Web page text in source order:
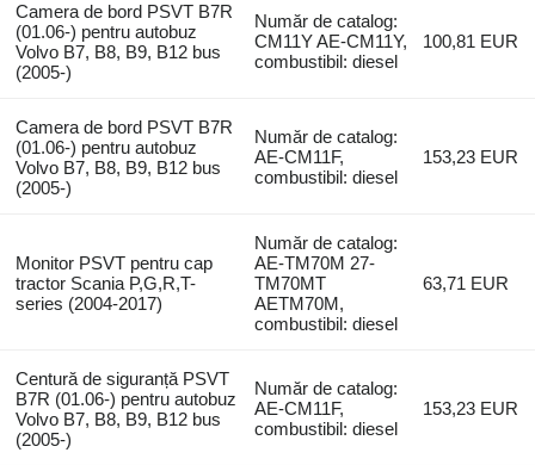
Camera de bord PSVT B7R
(01.06-) pentru autobuz
Volvo B7, B8, B9, B12 bus
(2005-)
Număr de catalog:
CM11Y AE-CM11Y,
combustibil: diesel
100,81 EUR
Camera de bord PSVT B7R
(01.06-) pentru autobuz
Volvo B7, B8, B9, B12 bus
(2005-)
Număr de catalog:
AE-CM11F,
combustibil: diesel
153,23 EUR
Monitor PSVT pentru cap
tractor Scania P,G,R,T-
series (2004-2017)
Număr de catalog:
AE-TM70M 27-
TM70MT
AETM70M,
combustibil: diesel
63,71 EUR
Centură de siguranță PSVT
B7R (01.06-) pentru autobuz
Volvo B7, B8, B9, B12 bus
(2005-)
Număr de catalog:
AE-CM11F,
combustibil: diesel
153,23 EUR